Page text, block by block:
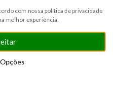
com nossa política de privacidade
melhor experiência.